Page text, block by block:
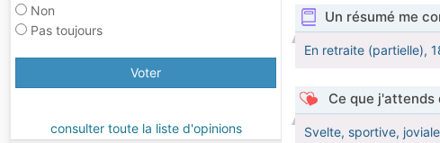
Non
Pas toujours
Voter
consulter toute la liste d'opinions
Un résumé me
En retraite (partielle),
Ce que j'attends
Svelte, sportive,